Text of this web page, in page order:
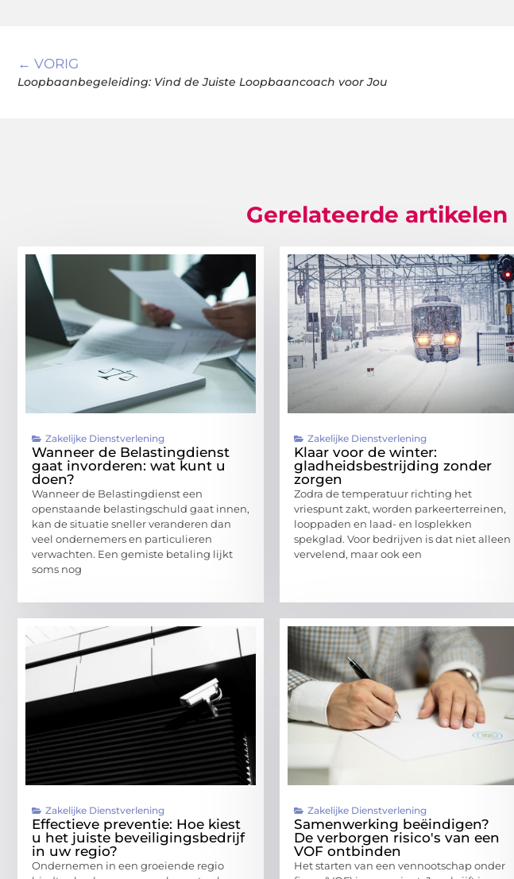
← VORIG
Loopbaanbegeleiding: Vind de Juiste Loopbaancoach voor Jou
Gerelateerde artikelen
Zakelijke Dienstverlening
Wanneer de Belastingdienst
gaat invorderen: wat kunt u
doen?
Wanneer de Belastingdienst een
openstaande belastingschuld gaat innen,
kan de situatie sneller veranderen dan
veel ondernemers en particulieren
verwachten. Een gemiste betaling lijkt
soms nog
Zakelijke Dienstverlening
Klaar voor de winter:
gladheidsbestrijding zonder
zorgen
Zodra de temperatuur richting het
vriespunt zakt, worden parkeerterreinen,
looppaden en laad- en losplekken
spekglad. Voor bedrijven is dat niet alleen
vervelend, maar ook een
Zakelijke Dienstverlening
Effectieve preventie: Hoe kiest
u het juiste beveiligingsbedrijf
in uw regio?
Ondernemen in een groeiende regio
Zakelijke Dienstverlening
Samenwerking beëindigen?
De verborgen risico's van een
VOF ontbinden
Het starten van een vennootschap onder